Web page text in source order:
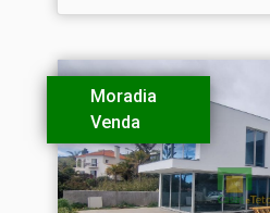
Moradia
Venda